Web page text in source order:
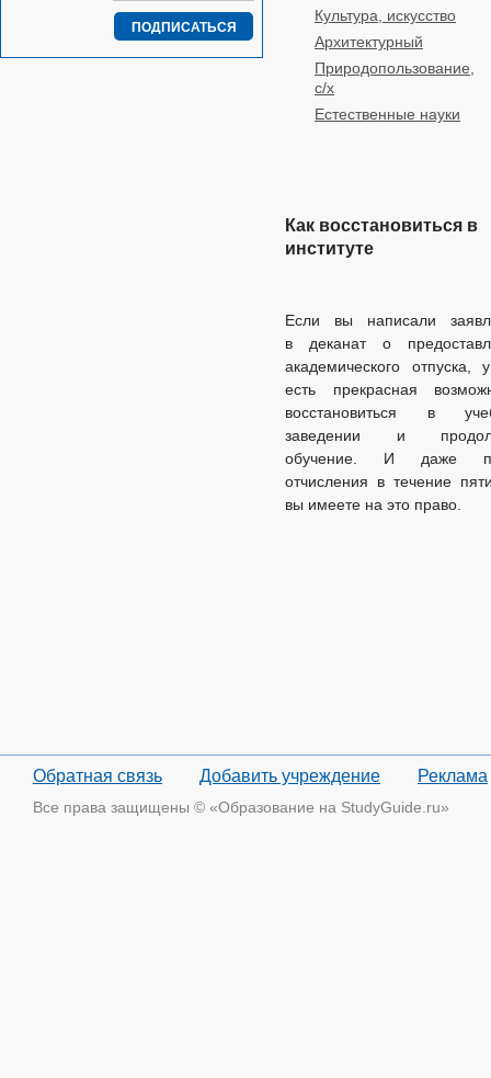
Культура, искусство
Архитектурный
Природопользование,
с/х
Естественные науки
Как восстановиться в
институте
Если вы написали
в деканат о
академического отпуска,
есть прекрасная
восстановиться в
заведении и
обучение. И даже
отчисления в течение
вы имеете на это право.
Обратная связь Добавить учреждение Реклама
Все права защищены © «Образование на StudyGuide.ru»